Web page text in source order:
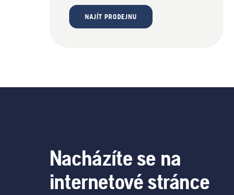
NAJÍT PRODEJNU
Nacházíte se na
internetové stránce